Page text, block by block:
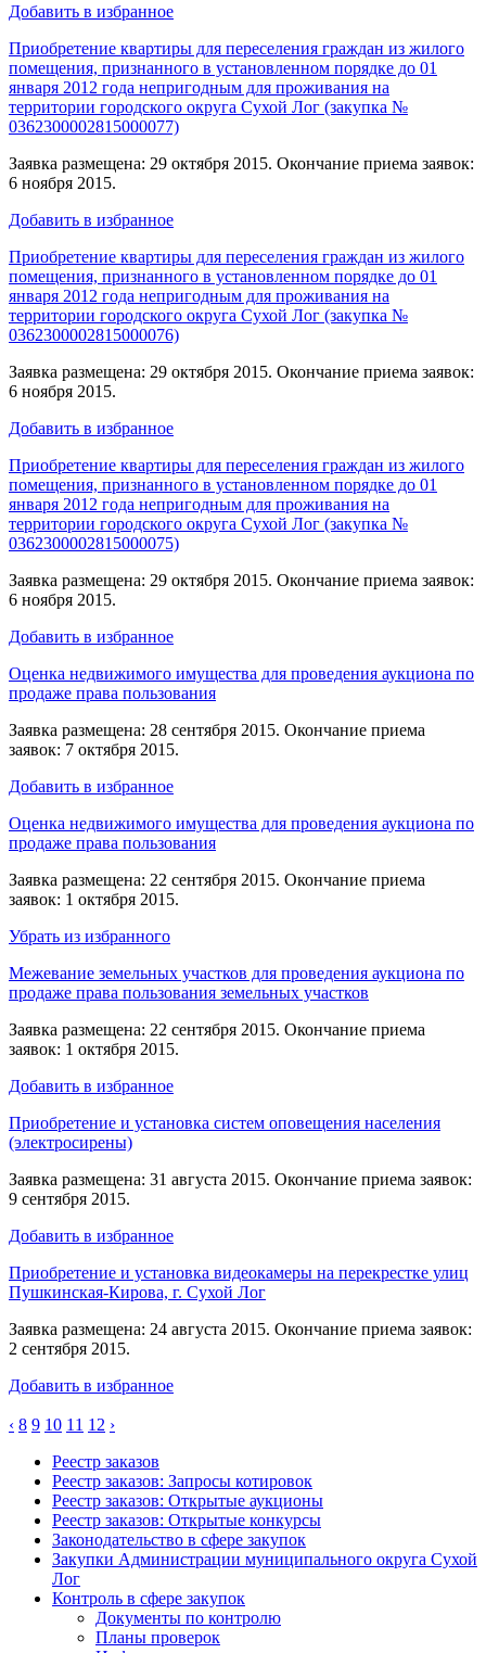
Добавить в избранное
Приобретение квартиры для переселения граждан из жилого
помещения, признанного в установленном порядке до 01
января 2012 года непригодным для проживания на
территории городского округа Сухой Лог (закупка №
0362300002815000077)
Заявка размещена: 29 октября 2015. Окончание приема заявок:
6 ноября 2015.
Добавить в избранное
Приобретение квартиры для переселения граждан из жилого
помещения, признанного в установленном порядке до 01
января 2012 года непригодным для проживания на
территории городского округа Сухой Лог (закупка №
0362300002815000076)
Заявка размещена: 29 октября 2015. Окончание приема заявок:
6 ноября 2015.
Добавить в избранное
Приобретение квартиры для переселения граждан из жилого
помещения, признанного в установленном порядке до 01
января 2012 года непригодным для проживания на
территории городского округа Сухой Лог (закупка №
0362300002815000075)
Заявка размещена: 29 октября 2015. Окончание приема заявок:
6 ноября 2015.
Добавить в избранное
Оценка недвижимого имущества для проведения аукциона по
продаже права пользования
Заявка размещена: 28 сентября 2015. Окончание приема
заявок: 7 октября 2015.
Добавить в избранное
Оценка недвижимого имущества для проведения аукциона по
продаже права пользования
Заявка размещена: 22 сентября 2015. Окончание приема
заявок: 1 октября 2015.
Убрать из избранного
Межевание земельных участков для проведения аукциона по
продаже права пользования земельных участков
Заявка размещена: 22 сентября 2015. Окончание приема
заявок: 1 октября 2015.
Добавить в избранное
Приобретение и установка систем оповещения населения
(электросирены)
Заявка размещена: 31 августа 2015. Окончание приема заявок:
9 сентября 2015.
Добавить в избранное
Приобретение и установка видеокамеры на перекрестке улиц
Пушкинская-Кирова, г. Сухой Лог
Заявка размещена: 24 августа 2015. Окончание приема заявок:
2 сентября 2015.
Добавить в избранное
‹ 8 9 10 11 12 ›
Реестр заказов
Реестр заказов: Запросы котировок
Реестр заказов: Открытые аукционы
Реестр заказов: Открытые конкурсы
Законодательство в сфере закупок
Закупки Администрации муниципального округа Сухой
Лог
Контроль в сфере закупок
Документы по контролю
Планы проверок